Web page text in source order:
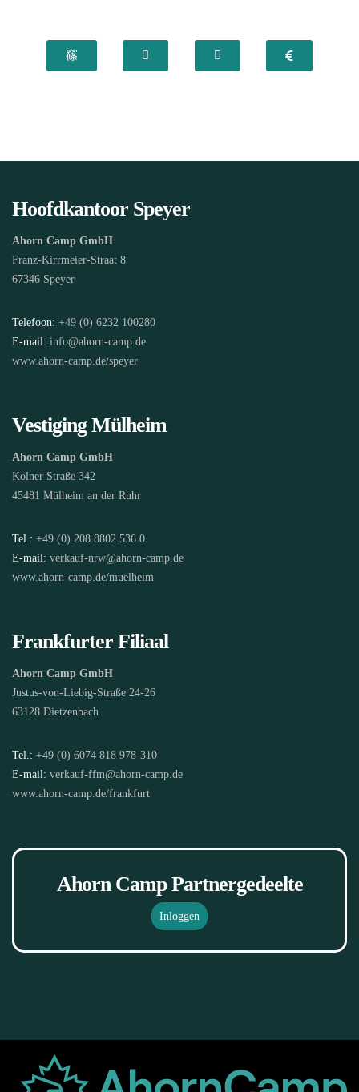
Hoofdkantoor Speyer
Ahorn Camp GmbH
Franz-Kirrmeier-Straat 8
67346 Speyer
Telefoon: +49 (0) 6232 100280
E-mail: info@ahorn-camp.de
www.ahorn-camp.de/speyer
Vestiging Mülheim
Ahorn Camp GmbH
Kölner Straße 342
45481 Mülheim an der Ruhr
Tel.: +49 (0) 208 8802 536 0
E-mail: verkauf-nrw@ahorn-camp.de
www.ahorn-camp.de/muelheim
Frankfurter Filiaal
Ahorn Camp GmbH
Justus-von-Liebig-Straße 24-26
63128 Dietzenbach
Tel.: +49 (0) 6074 818 978-310
E-mail: verkauf-ffm@ahorn-camp.de
www.ahorn-camp.de/frankfurt
Ahorn Camp Partnergedeelte
Inloggen